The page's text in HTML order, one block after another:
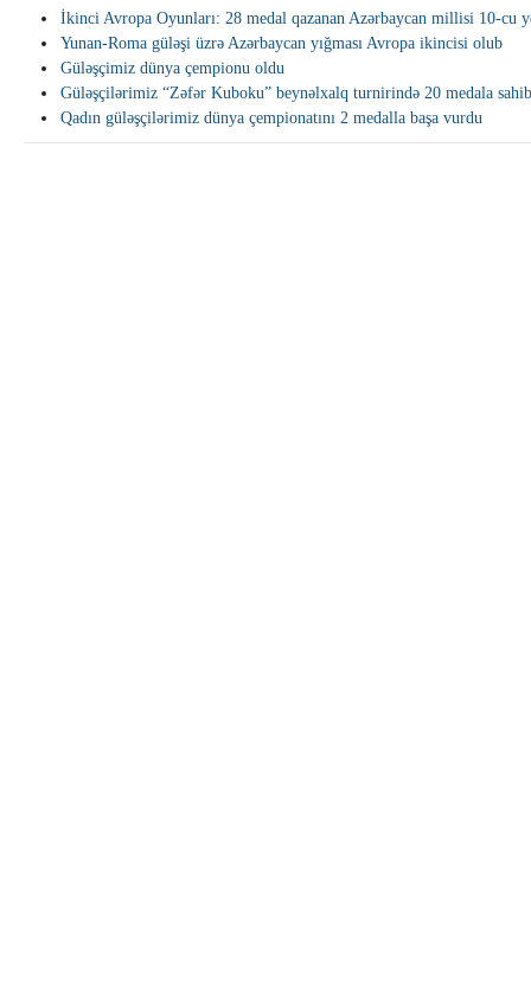
İkinci Avropa Oyunları: 28 medal qazanan Azərbaycan millisi 10-cu
Yunan-Roma güləşi üzrə Azərbaycan yığması Avropa ikincisi olub
Güləşçimiz dünya çempionu oldu
Güləşçilərimiz “Zəfər Kuboku” beynəlxalq turnirində 20 medala
Qadın güləşçilərimiz dünya çempionatını 2 medalla başa vurdu